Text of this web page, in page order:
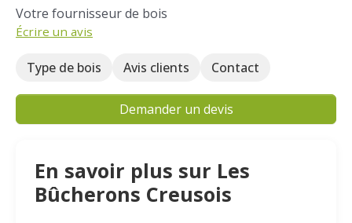
Votre fournisseur de bois
Écrire un avis
Type de bois Avis clients Contact
Demander un devis
En savoir plus sur Les
Bûcherons Creusois